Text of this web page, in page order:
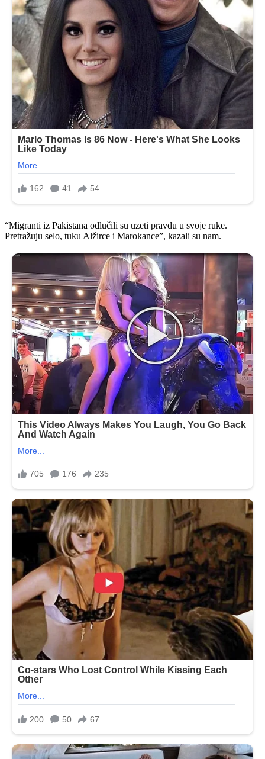
“Migranti iz Pakistana odlučili su uzeti pravdu u svoje ruke.
Pretražuju selo, tuku Alžirce i Marokance”, kazali su nam.